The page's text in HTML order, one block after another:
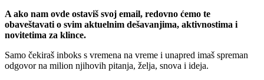
A ako nam ovde ostaviš svoj email, redovno ćemo te
obaveštavati o svim aktuelnim dešavanjima, aktivnostima i
novitetima za klince.
Samo čekiraš inboks s vremena na vreme i unapred imaš spreman
odgovor na milion njihovih pitanja, želja, snova i ideja.